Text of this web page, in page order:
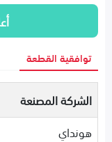
توافقية القطعة
الشركة المصنعة
هونداي